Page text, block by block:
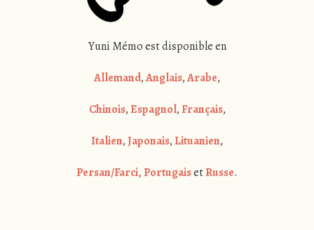
Yuni Mémo est disponible en
Allemand,Anglais,Arabe,
Chinois,Espagnol,Français,
Italien,Japonais, Lituanien,
Persan/Farci,PortugaisetRusse.